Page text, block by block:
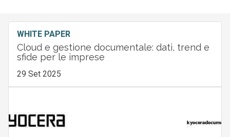
WHITE PAPER
Cloud e gestione documentale: dati, trend e
sfide per le imprese
29 Set 2025